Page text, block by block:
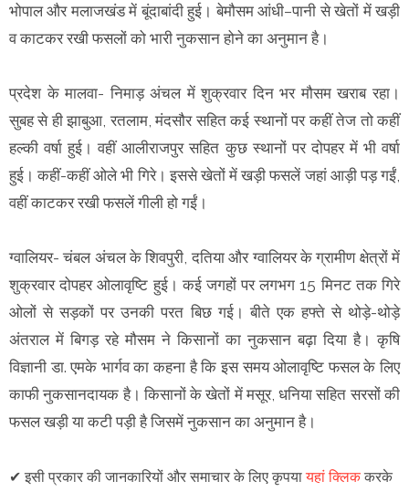
भोपाल और मलाजखंड में बूंदाबांदी हुई। बेमौसम आंधी–पानी से खेतों में खड़ी
व काटकर रखी फसलों को भारी नुकसान होने का अनुमान है।
प्रदेश के मालवा- निमाड़ अंचल में शुक्रवार दिन भर मौसम खराब रहा।
सुबह से ही झाबुआ, रतलाम, मंदसौर सहित कई स्थानों पर कहीं तेज तो कहीं
हल्की वर्षा हुई। वहीं आलीराजपुर सहित कुछ स्थानों पर दोपहर में भी वर्षा
हुई। कहीं-कहीं ओले भी गिरे। इससे खेतों में खड़ी फसलें जहां आड़ी पड़ गईं,
वहीं काटकर रखी फसलें गीली हो गईं।
ग्वालियर- चंबल अंचल के शिवपुरी, दतिया और ग्वालियर के ग्रामीण क्षेत्रों में
शुक्रवार दोपहर ओलावृष्टि हुई। कई जगहों पर लगभग 15 मिनट तक गिरे
ओलों से सड़कों पर उनकी परत बिछ गई। बीते एक हफ्ते से थोड़े-थोड़े
अंतराल में बिगड़ रहे मौसम ने किसानों का नुकसान बढ़ा दिया है। कृषि
विज्ञानी डा. एमके भार्गव का कहना है कि इस समय ओलावृष्टि फसल के लिए
काफी नुकसानदायक है। किसानों के खेतों में मसूर, धनिया सहित सरसों की
फसल खड़ी या कटी पड़ी है जिसमें नुकसान का अनुमान है।
✔ इसी प्रकार की जानकारियों और समाचार के लिए कृपयायहां क्लिक करके